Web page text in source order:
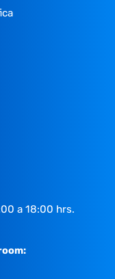
a 18:00 hrs.